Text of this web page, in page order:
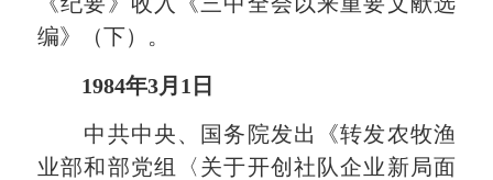
编》（下）。
1984年3月1日
中共中央、国务院发出《转发农牧渔
业部和部党组〈关于开创社队企业新局面